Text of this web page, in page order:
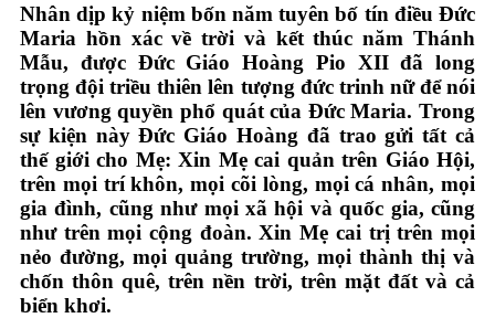
Nhân dịp kỷ niệm bốn năm tuyên bố tín điều Đức
Maria hồn xác về trời và kết thúc năm Thánh
Mẫu, được Đức Giáo Hoàng Pio XII đã long
trọng đội triều thiên lên tượng đức trinh nữ để nói
lên vương quyền phổ quát của Đức Maria. Trong
sự kiện này Đức Giáo Hoàng đã trao gửi tất cả
thế giới cho Mẹ: Xin Mẹ cai quản trên Giáo Hội,
trên mọi trí khôn, mọi cõi lòng, mọi cá nhân, mọi
gia đình, cũng như mọi xã hội và quốc gia, cũng
như trên mọi cộng đoàn. Xin Mẹ cai trị trên mọi
nẻo đường, mọi quảng trường, mọi thành thị và
chốn thôn quê, trên nền trời, trên mặt đất và cả
biển khơi.